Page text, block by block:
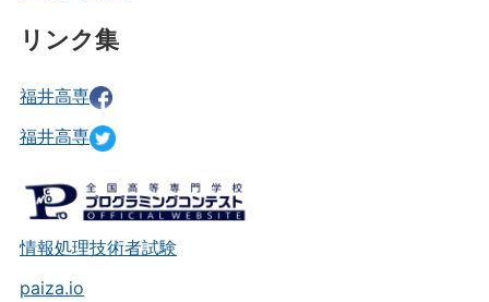
リンク集
福井高専
福井高専
情報処理技術者試験
paiza.io